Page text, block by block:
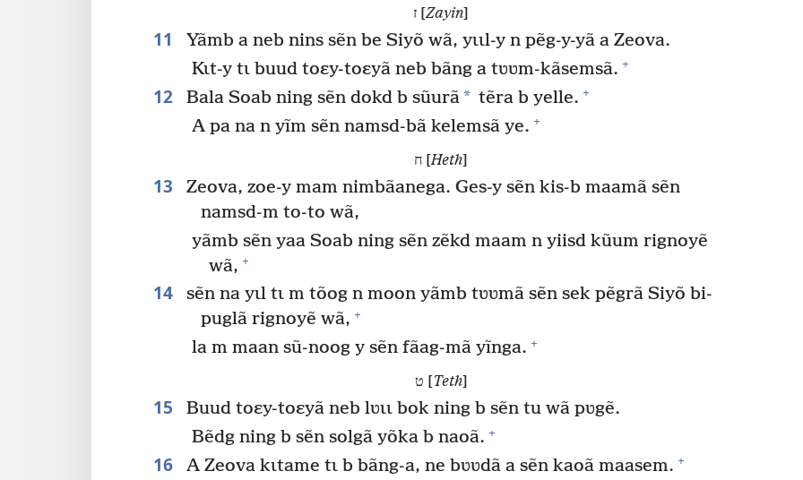
ז [Zayin
11
Yãmb a neb nins sẽn be Siyõ wã, yɩɩl-y n pẽg-y-yã a Zeova.
Kɩt-y tɩ buud toɛy-toɛyã neb bãng a tʋʋm-kãsemsã. +
12 Bala Soab ning sẽn dokd b sũurã* tẽra b yelle. +
A pa na n yĩm sẽn namsd-bã kelemsã ye. +
ח [Heth]
13
Zeova, zoe-y mam nimbãanega. Ges-y sẽn kis-b maamã sẽn
namsd-m to-to wã,
yãmb sẽn yaa Soab ning sẽn zẽkd maam n yiisd kũum rignoyẽ
wã, +
14
sẽn na yɩl tɩ m tõog n moon yãmb tʋʋmã sẽn sek pẽgrã Siyõ bi-
puglã rignoyẽ wã, +
la m maan sũ-noog y sẽn fãag-mã yĩnga. +
ט [ Teth]
15
Buud toɛy-toɛyã neb lʋɩɩ bok ning b sẽn tu wã pʋgẽ.
Bẽdg ning b sẽn solgã yõka b naoã. +
16 A Zeova kɩtame tɩ b bãng-a, ne bʋʋdã a sẽn kaoã maasem. +